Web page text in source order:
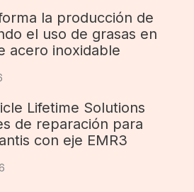
la producción de
el uso de grasas en
acero inoxidable
Lifetime Solutions
de reparación para
con eje EMR3